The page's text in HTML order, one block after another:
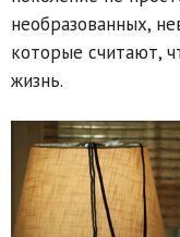
необразованных,
которые считают,
жизнь.